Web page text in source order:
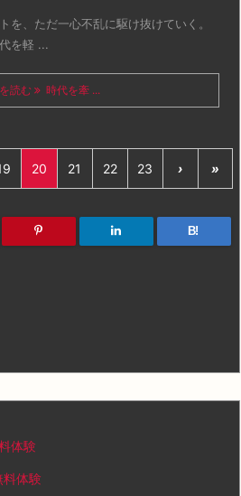
を、ただ一心不乱に駆け抜けていく。
を軽 ...
読む 時代を牽 ...
20 21 22 23 › »
B!
体験
体験